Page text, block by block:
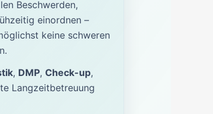
Beschwerden,
einordnen –
keine schweren
, DMP, Check-up,
Langzeitbetreuung